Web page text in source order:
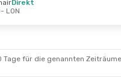
Direkt
- LON
für die genannten